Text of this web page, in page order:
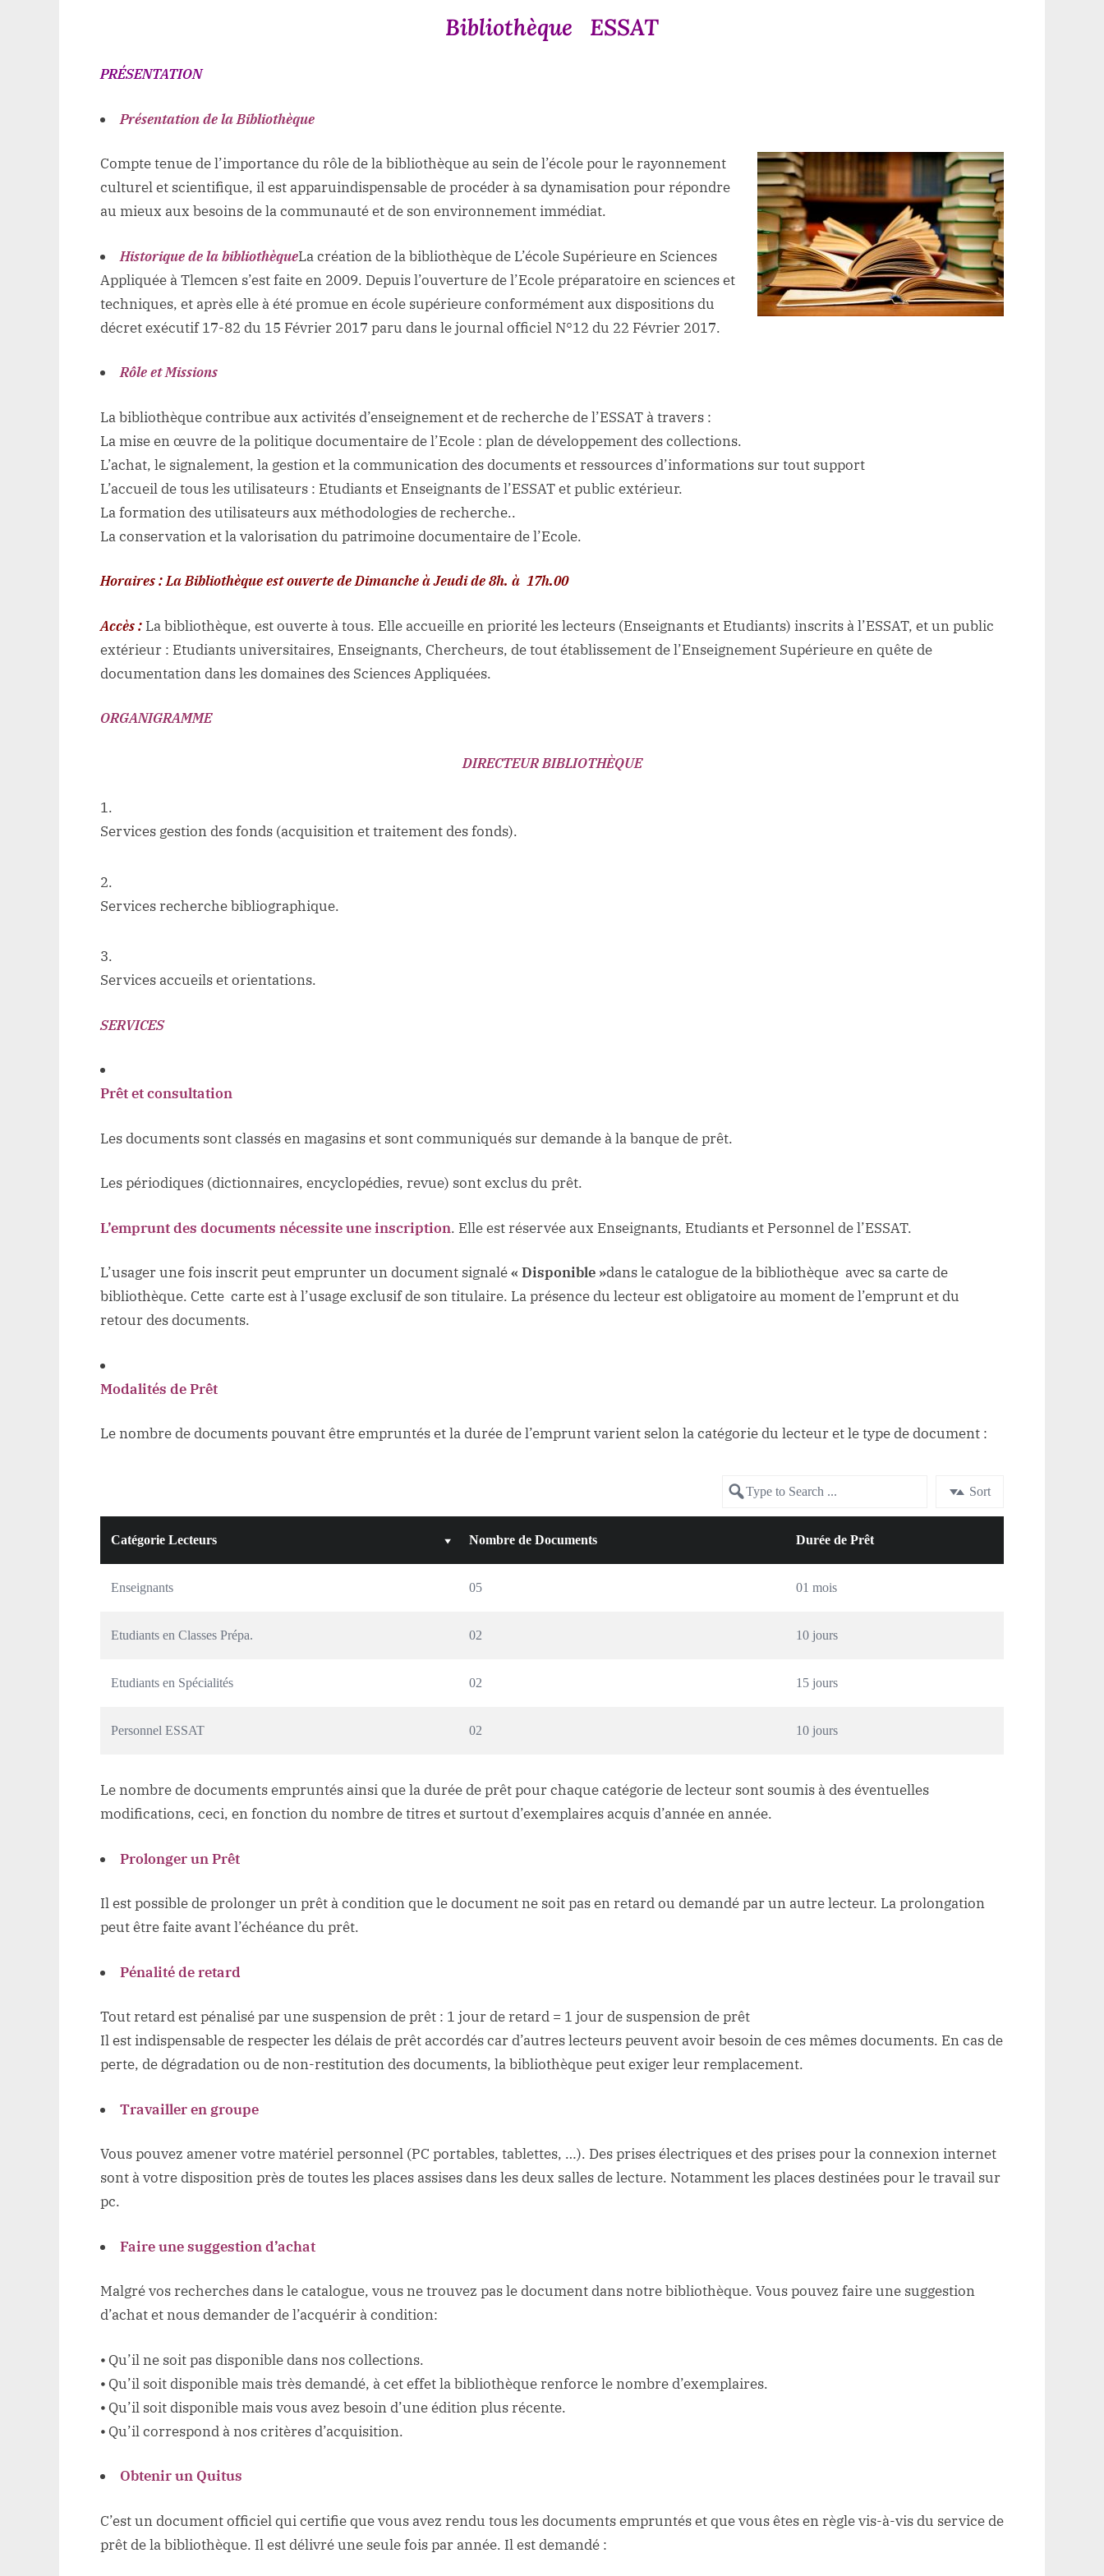
Bibliothèque ESSAT
PRÉSENTATION
Présentation de la Bibliothèque
Compte tenue de l’importance du rôle de la bibliothèque au sein de l’école pour le rayonnement
culturel et scientifique, il est apparuindispensable de procéder à sa dynamisation pour répondre
au mieux aux besoins de la communauté et de son environnement immédiat.
Historique de la bibliothèqueLa création de la bibliothèque de L’école Supérieure en Sciences
Appliquée à Tlemcen s’est faite en 2009. Depuis l’ouverture de l’Ecole préparatoire en sciences et
techniques, et après elle à été promue en école supérieure conformément aux dispositions du
décret exécutif 17-82 du 15 Février 2017 paru dans le journal officiel N°12 du 22 Février 2017.
Rôle et Missions
La bibliothèque contribue aux activités d’enseignement et de recherche de l’ESSAT à travers :
La mise en œuvre de la politique documentaire de l’Ecole : plan de développement des collections.
L’achat, le signalement, la gestion et la communication des documents et ressources d’informations sur tout support
L’accueil de tous les utilisateurs : Etudiants et Enseignants de l’ESSAT et public extérieur.
La formation des utilisateurs aux méthodologies de recherche..
La conservation et la valorisation du patrimoine documentaire de l’Ecole.
Horaires :La Bibliothèque est ouverte de Dimanche à Jeudi de 8h. à 17h.00
Accès : La bibliothèque, est ouverte à tous. Elle accueille en priorité les lecteurs (Enseignants et Etudiants) inscrits à l’ESSAT, et un public
extérieur : Etudiants universitaires, Enseignants, Chercheurs, de tout établissement de l’Enseignement Supérieure en quête de
documentation dans les domaines des Sciences Appliquées.
ORGANIGRAMME
DIRECTEURBIBLIOTHÈQUE
Services gestion des fonds (acquisition et traitement des fonds).
Services recherche bibliographique.
Services accueils et orientations.
SERVICES
Prêt et consultation
Les documents sont classés en magasins et sont communiqués sur demande à la banque de prêt.
Les périodiques (dictionnaires, encyclopédies, revue) sont exclus du prêt.
L’emprunt des documents nécessite une inscription. Elle est réservée aux Enseignants, Etudiants et Personnel de l’ESSAT.
L’usager une fois inscrit peut emprunter un document signalé« Disponible »dans le catalogue de la bibliothèque avec sa carte de
bibliothèque. Cette carte est à l’usage exclusif de son titulaire. La présence du lecteur est obligatoire au moment de l’emprunt et du
retour des documents.
Modalités de Prêt
Le nombre de documents pouvant être empruntés et la durée de l’emprunt varient selon la catégorie du lecteur et le type de document :
Sort
Catégorie Lecteurs Nombre de Documents Durée de Prêt
Enseignants 05 01 mois
Etudiants en Classes Prépa. 02 10 jours
Etudiants en Spécialités 02 15 jours
Personnel ESSAT 02 10 jours
Le nombre de documents empruntés ainsi que la durée de prêt pour chaque catégorie de lecteur sont soumis à des éventuelles
modifications, ceci, en fonction du nombre de titres et surtout d’exemplaires acquis d’année en année.
Prolonger un Prêt
Il est possible de prolonger un prêt à condition que le document ne soit pas en retard ou demandé par un autre lecteur. La prolongation
peut être faite avant l’échéance du prêt.
Pénalité de retard
Tout retard est pénalisé par une suspension de prêt : 1 jour de retard = 1 jour de suspension de prêt
Il est indispensable de respecter les délais de prêt accordés car d’autres lecteurs peuvent avoir besoin de ces mêmes documents. En cas de
perte, de dégradation ou de non-restitution des documents, la bibliothèque peut exiger leur remplacement.
Travailler en groupe
Vous pouvez amener votre matériel personnel (PC portables, tablettes, …). Des prises électriques et des prises pour la connexion internet
sont à votre disposition près de toutes les places assises dans les deux salles de lecture. Notamment les places destinées pour le travail sur
pc.
Faire une suggestion d’achat
Malgré vos recherches dans le catalogue, vous ne trouvez pas le document dans notre bibliothèque. Vous pouvez faire une suggestion
d’achat et nous demander de l’acquérir à condition:
⦁ Qu’il ne soit pas disponible dans nos collections.
⦁ Qu’il soit disponible mais très demandé, à cet effet la bibliothèque renforce le nombre d’exemplaires.
⦁ Qu’il soit disponible mais vous avez besoin d’une édition plus récente.
⦁ Qu’il correspond à nos critères d’acquisition.
Obtenir un Quitus
C’est un document officiel qui certifie que vous avez rendu tous les documents empruntés et que vous êtes en règle vis-à-vis du service de
prêt de la bibliothèque. Il est délivré une seule fois par année. Il est demandé :